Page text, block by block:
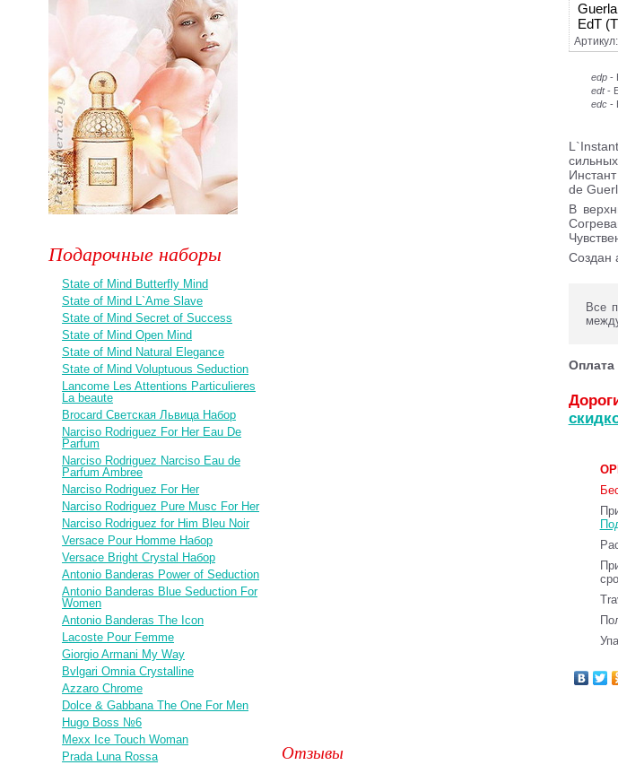
EdT
edp-
edt-
edc-
de
В
Создан
Все
Оплата
Отзывы
Подарочные наборы
State of Mind Butterfly Mind
State of Mind L`Ame Slave
State of Mind Secret of Success
State of Mind Open Mind
State of Mind Natural Elegance
State of Mind Voluptuous Seduction
Lancome Les Attentions Particulieres
La beaute
Brocard Светская Львица Набор
Narciso Rodriguez For Her Eau De
Parfum
Narciso Rodriguez Narciso Eau de
Parfum Ambree
Narciso Rodriguez For Her
Narciso Rodriguez Pure Musc For Her
Narciso Rodriguez for Him Bleu Noir
Versace Pour Homme Набор
Versace Bright Crystal Набор
Antonio Banderas Power of Seduction
Antonio Banderas Blue Seduction For
Women
Antonio Banderas The Icon
Lacoste Pour Femme
Giorgio Armani My Way
Bvlgari Omnia Crystalline
Azzaro Chrome
Dolce & Gabbana The One For Men
Hugo Boss №6
Mexx Ice Touch Woman
Prada Luna Rossa